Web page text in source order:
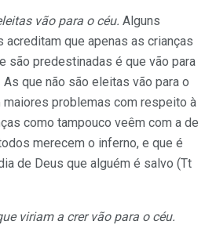
vão para o céu. Alguns
que apenas as crianças
são predestinadas é que vão para
As que não são eleitas vão para o
maiores problemas com respeito à
como tampouco veêm com a de
merecem o inferno, e que é
de Deus que alguém é salvo (Tt
viriam a crer vão para o céu.